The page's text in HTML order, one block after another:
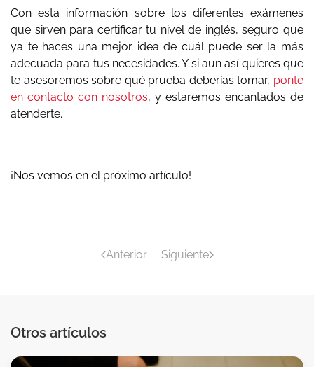
Con esta información sobre los diferentes exámenes
que sirven para certificar tu nivel de inglés, seguro que
ya te haces una mejor idea de cuál puede ser la más
adecuada para tus necesidades. Y si aun así quieres que
te asesoremos sobre qué prueba deberías tomar, ponte
en contacto con nosotros, y estaremos encantados de
atenderte.
¡Nos vemos en el próximo artículo!
Anterior Siguiente
Otros artículos